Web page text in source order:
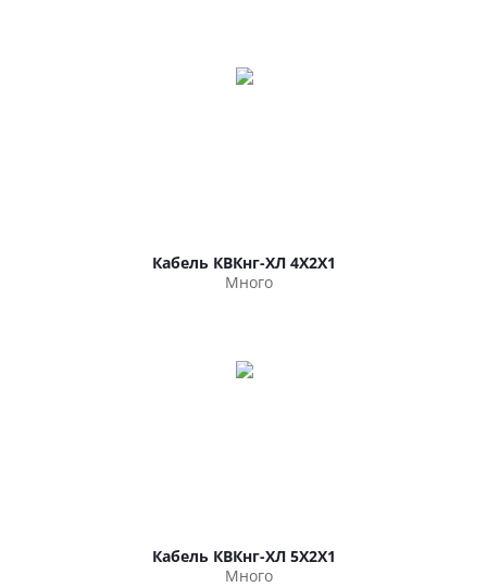
Кабель КВКнг-ХЛ 4Х2Х1
Много
Кабель КВКнг-ХЛ 5Х2Х1
Много